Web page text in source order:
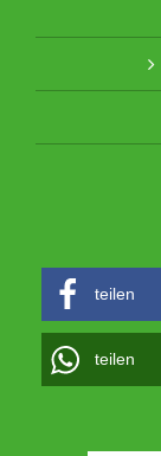
teilen
teilen